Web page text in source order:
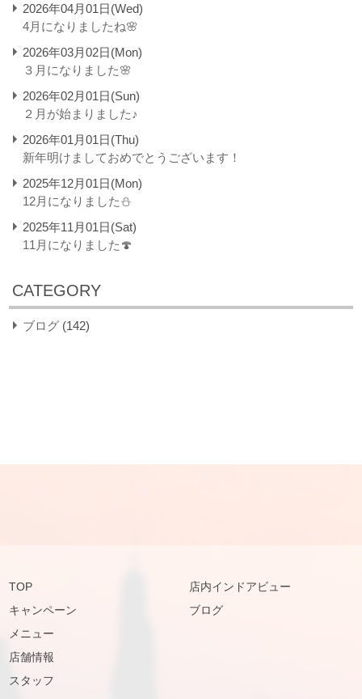
2026年04月01日(Wed)
4月になりましたね🌸
2026年03月02日(Mon)
３月になりました🌸
2026年02月01日(Sun)
２月が始まりました♪
2026年01月01日(Thu)
新年明けましておめでとうございます！
2025年12月01日(Mon)
12月になりました⛄
2025年11月01日(Sat)
11月になりました🍄
CATEGORY
ブログ (142)
TOP
キャンペーン
メニュー
店舗情報
スタッフ
店内インドアビュー
ブログ